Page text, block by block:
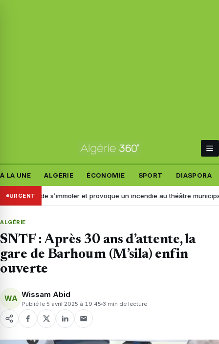
À LA UNE ALGÉRIE ÉCONOMIE SPORT DIASPORA
URGENT
de s’immoler et provoque un incendie au théâtre municipal :
ALGÉRIE
SNTF : Après 30 ans d’attente, la
gare de Barhoum (M’sila) enfin
ouverte
WA Wissam Abid
Publié le 5 avril 2025 à 19:45 3 min de lecture